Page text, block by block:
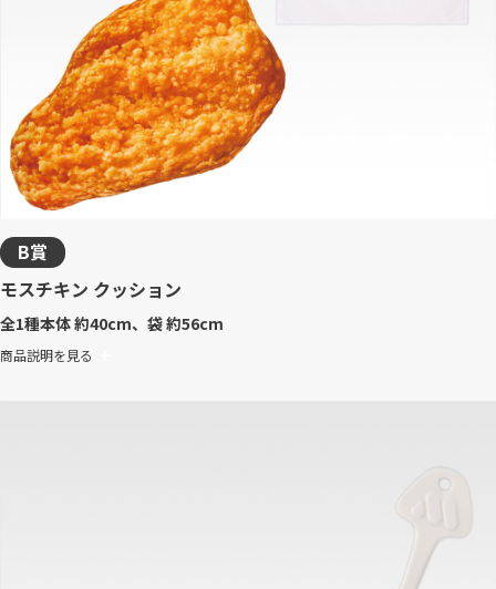
B賞
モスチキン クッション
全1種本体 約40cm、袋 約56cm
商品説明を見る